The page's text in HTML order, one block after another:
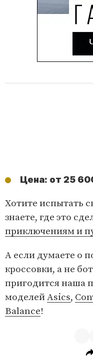
Цена: от 25
Хотите испытать
знаете, где это
приключениям и
А если думаете о
кроссовки, а не
пригодится наша
моделейAsics,
Balance!